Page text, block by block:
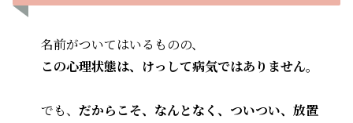
名前がついてはいるものの、
この心理状態は、けっして病気ではありません。
でも、 だからこそ、なんとなく、ついつい、放置